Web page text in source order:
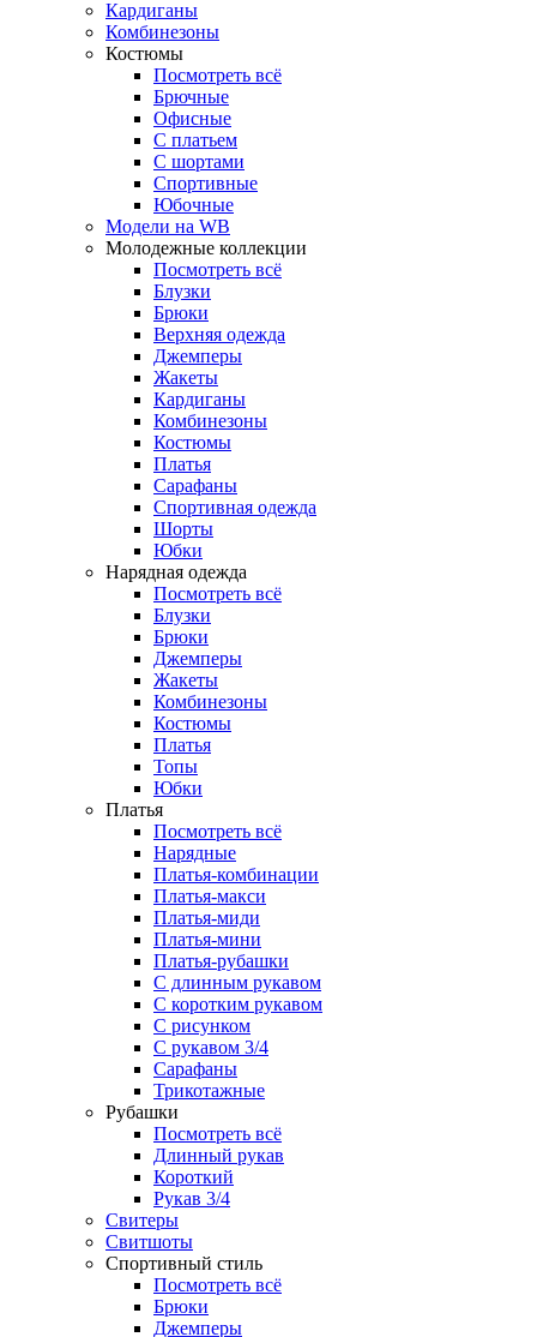
Кардиганы
Комбинезоны
Костюмы
Посмотреть всё
Брючные
Офисные
С платьем
С шортами
Спортивные
Юбочные
Модели на WB
Молодежные коллекции
Посмотреть всё
Блузки
Брюки
Верхняя одежда
Джемперы
Жакеты
Кардиганы
Комбинезоны
Костюмы
Платья
Сарафаны
Спортивная одежда
Шорты
Юбки
Нарядная одежда
Посмотреть всё
Блузки
Брюки
Джемперы
Жакеты
Комбинезоны
Костюмы
Платья
Топы
Юбки
Платья
Посмотреть всё
Нарядные
Платья-комбинации
Платья-макси
Платья-миди
Платья-мини
Платья-рубашки
С длинным рукавом
С коротким рукавом
С рисунком
С рукавом 3/4
Сарафаны
Трикотажные
Рубашки
Посмотреть всё
Длинный рукав
Короткий
Рукав 3/4
Свитеры
Свитшоты
Спортивный стиль
Посмотреть всё
Брюки
Джемперы